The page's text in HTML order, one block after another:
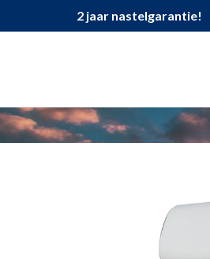
2 jaar nastelgarantie!